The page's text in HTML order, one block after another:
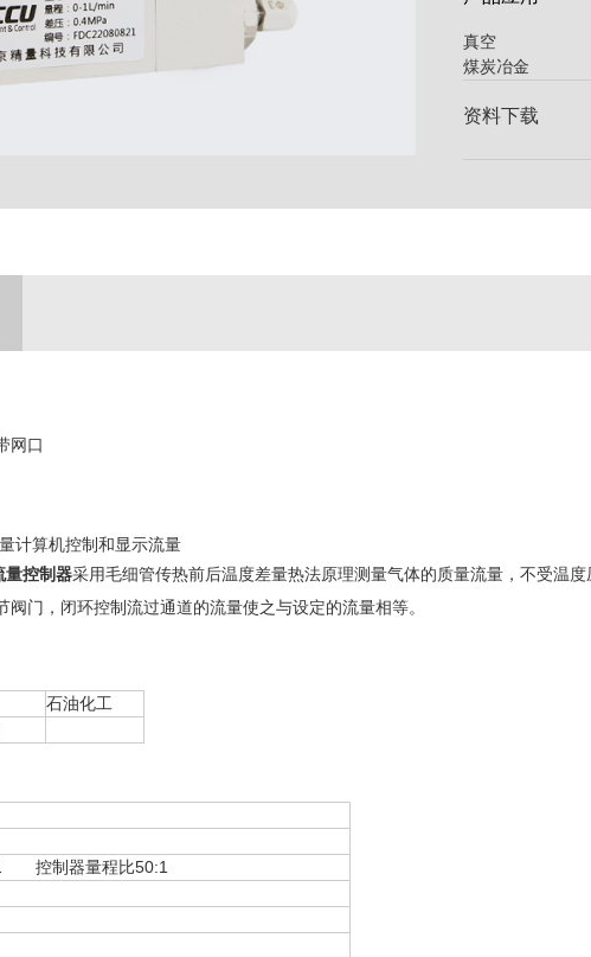
真
煤炭冶
资料下载
网口
计算机控制和显示流量
量控制器采用毛细管传热前后温度差量热法原理测量气体的质量流量，不受温
门，闭环控制流过通道的流量使之与设定的流量相等。
石油化工
控制器量程比50:1